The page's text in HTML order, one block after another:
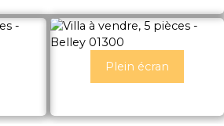
Plein écran